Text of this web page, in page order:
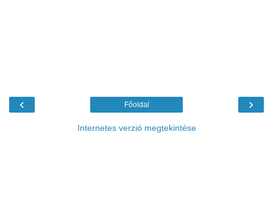
‹ ›
Főoldal
Internetes verzió megtekintése